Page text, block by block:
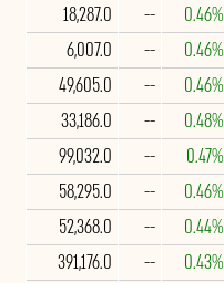
0.46%
--
18,287.0
0.46%
--
6,007.0
0.46%
--
49,605.0
0.48%
--
33,186.0
0.47%
--
99,032.0
0.46%
--
58,295.0
0.44%
--
52,368.0
0.43%
--
391,176.0